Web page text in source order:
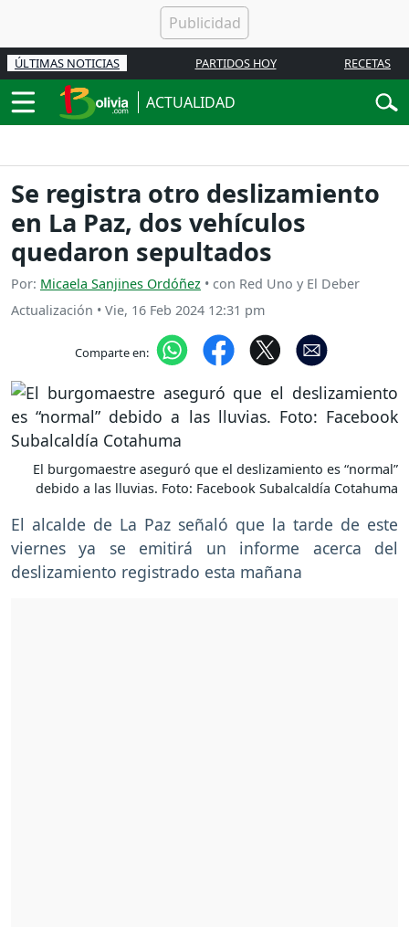
ÚLTIMAS NOTICIAS PARTIDOS HOY RECETAS
ACTUALIDAD
Se registra otro deslizamiento
en La Paz, dos vehículos
quedaron sepultados
Por: Micaela Sanjines Ordóñez • con Red Uno y El Deber
Actualización • Vie, 16 Feb 2024 12:31 pm
Comparte en:
El burgomaestre aseguró que el deslizamiento es “normal”
debido a las lluvias. Foto: Facebook Subalcaldía Cotahuma
El alcalde de La Paz señaló que la tarde de este
viernes ya se emitirá un informe acerca del
deslizamiento registrado esta mañana